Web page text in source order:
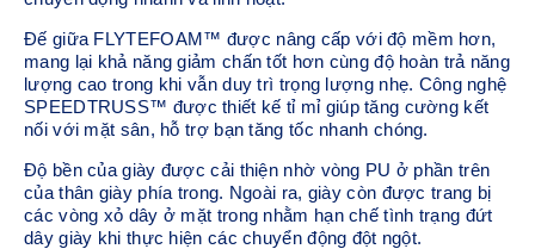
Đế giữa FLYTEFOAM™ được nâng cấp với độ mềm hơn,
mang lại khả năng giảm chấn tốt hơn cùng độ hoàn trả năng
lượng cao trong khi vẫn duy trì trọng lượng nhẹ. Công nghệ
SPEEDTRUSS™ được thiết kế tỉ mỉ giúp tăng cường kết
nối với mặt sân, hỗ trợ bạn tăng tốc nhanh chóng.
Độ bền của giày được cải thiện nhờ vòng PU ở phần trên
của thân giày phía trong. Ngoài ra, giày còn được trang bị
các vòng xỏ dây ở mặt trong nhằm hạn chế tình trạng đứt
dây giày khi thực hiện các chuyển động đột ngột.